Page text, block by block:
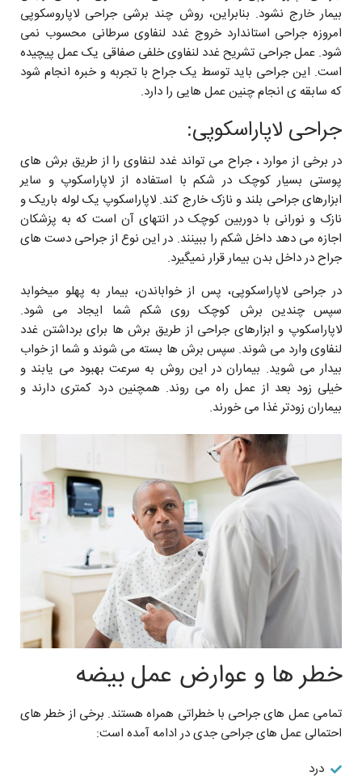
بیمار خارج نشود. بنابراین، روش چند برشی جراحی لاپاروسکوپی
امروزه جراحی استاندارد خروج غدد لنفاوی سرطانی محسوب نمی
شود. عمل جراحی تشریح غدد لنفاوی خلفی صفاقی یک عمل پیچیده
است. این جراحی باید توسط یک جراح با تجربه و خبره انجام شود
که سابقه ی انجام چنین عمل هایی را دارد.
جراحی لاپاراسکوپی:
در برخی از موارد ، جراح می تواند غدد لنفاوی را از طریق برش های
پوستی بسیار کوچک در شکم با استفاده از لاپاراسکوپ و سایر
ابزارهای جراحی بلند و نازک خارج کند. لاپاراسکوپ یک لوله باریک و
نازک و نورانی با دوربین کوچک در انتهای آن است که به پزشکان
اجازه می دهد داخل شکم را ببینند. در این نوع از جراحی دست های
جراح در داخل بدن بیمار قرار نمیگیرد.
در جراحی لاپاراسکوپی، پس از خواباندن، بیمار به پهلو میخوابد
سپس چندین برش کوچک روی شکم شما ایجاد می شود.
لاپاراسکوپ و ابزارهای جراحی از طریق برش ها برای برداشتن غدد
لنفاوی وارد می شوند. سپس برش ها بسته می شوند و شما از خواب
بیدار می شوید. بیماران در این روش به سرعت بهبود می یابند و
خیلی زود بعد از عمل راه می روند. همچنین درد کمتری دارند و
بیماران زودتر غذا می خورند.
خطر ها و عوارض عمل بیضه
تمامی عمل های جراحی با خطراتی همراه هستند. برخی از خطر های
احتمالی عمل های جراحی جدی در ادامه آمده است:
درد